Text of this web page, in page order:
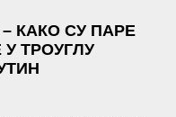
КАКО СУ ПАРЕ
ТРОУГЛУ